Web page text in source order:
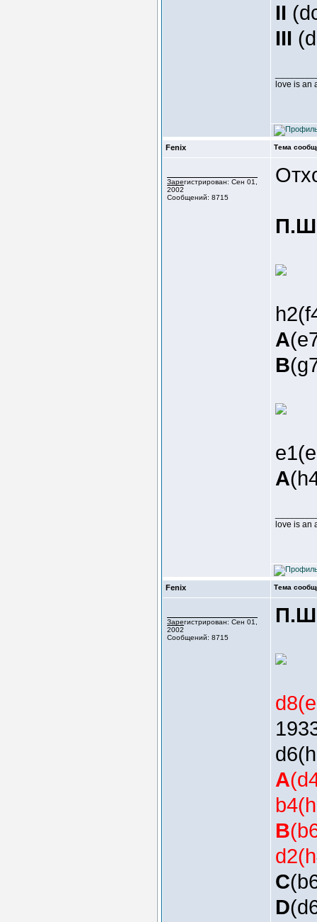
II
III
love is an
Fenix Тема
Зарегистрирован: Сен 01,
2002
Сообщений: 8715
A
B
A
love is an
Fenix Тема
Зарегистрирован: Сен 01,
2002
Сообщений: 8715
A
B
C
D